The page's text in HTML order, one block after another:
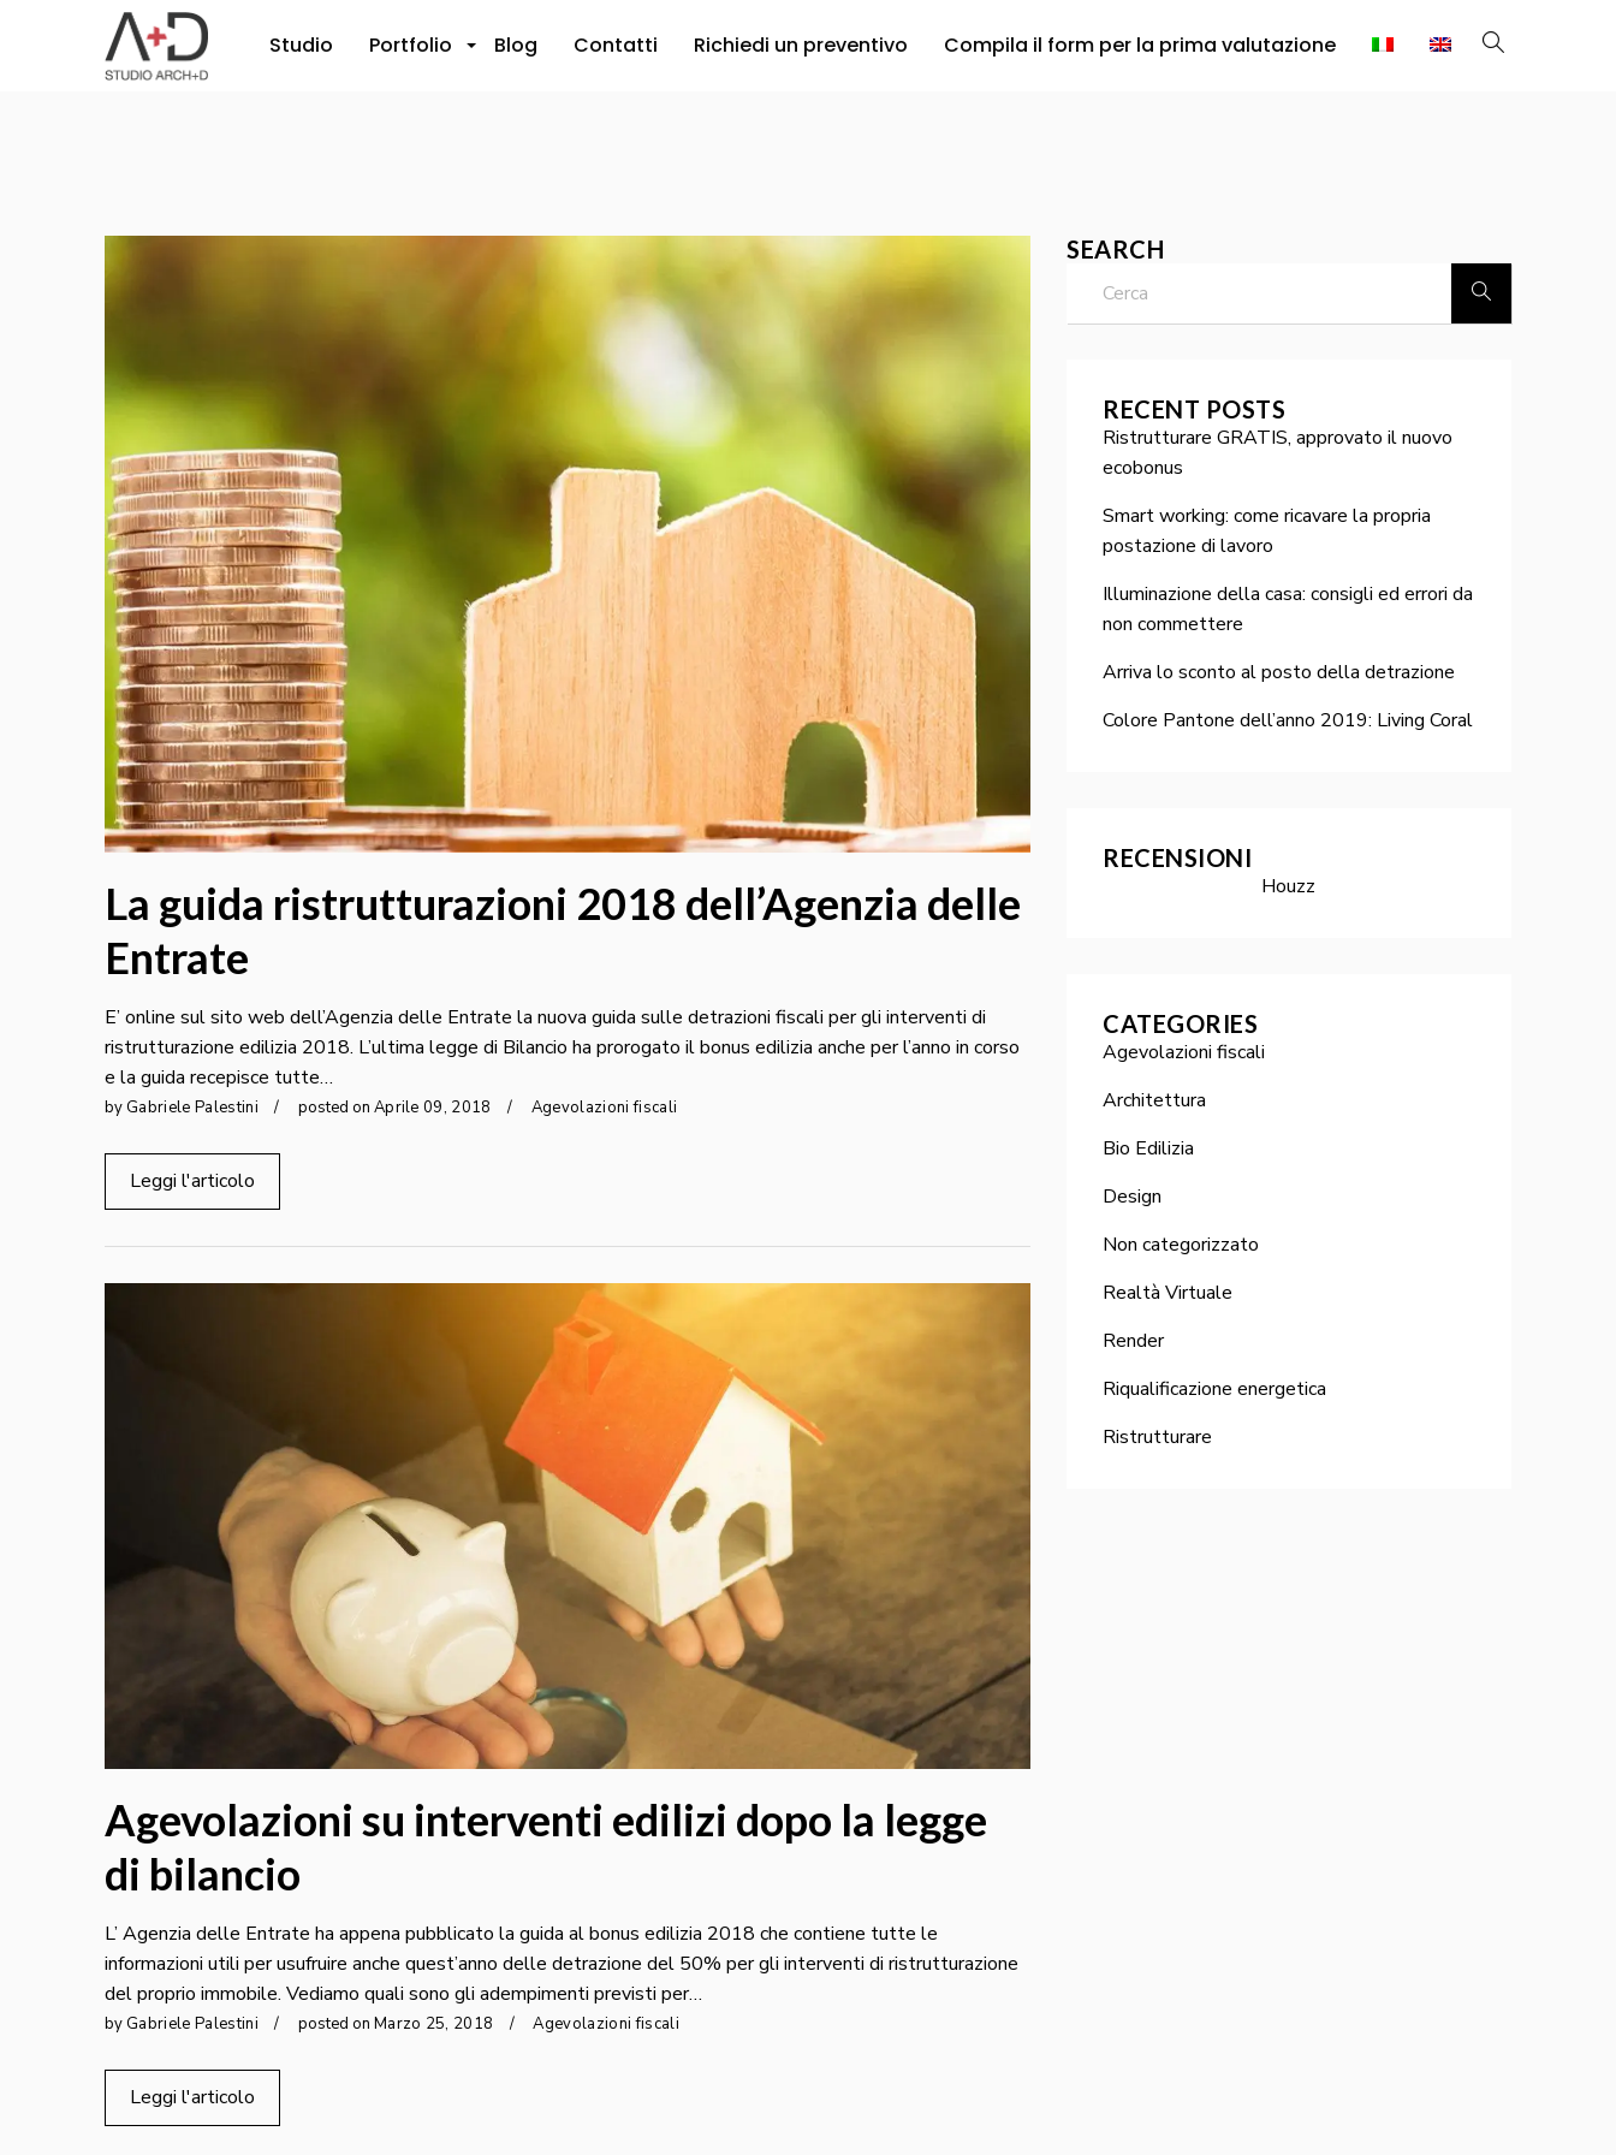
Studio Portfolio Blog Contatti Richiedi un preventivo Compila il form per la prima valutazione
La guida ristrutturazioni 2018 dell’Agenzia delle
Entrate
E’ online sul sito web dell’Agenzia delle Entrate la nuova guida sulle detrazioni fiscali per gli interventi di
ristrutturazione edilizia 2018. L’ultima legge di Bilancio ha prorogato il bonus edilizia anche per l’anno in corso
e la guida recepisce tutte…
by Gabriele Palestini posted on Aprile 09, 2018 Agevolazioni fiscali
Leggi l'articolo
Agevolazioni su interventi edilizi dopo la legge
di bilancio
L’ Agenzia delle Entrate ha appena pubblicato la guida al bonus edilizia 2018 che contiene tutte le
informazioni utili per usufruire anche quest’anno delle detrazione del 50% per gli interventi di ristrutturazione
del proprio immobile. Vediamo quali sono gli adempimenti previsti per…
by Gabriele Palestini posted on Marzo 25, 2018 Agevolazioni fiscali
Leggi l'articolo
SEARCH
RECENT POSTS
Ristrutturare GRATIS, approvato il nuovo
ecobonus
Smart working: come ricavare la propria
postazione di lavoro
Illuminazione della casa: consigli ed errori da
non commettere
Arriva lo sconto al posto della detrazione
Colore Pantone dell’anno 2019: Living Coral
RECENSIONI
Houzz
CATEGORIES
Agevolazioni fiscali
Architettura
Bio Edilizia
Design
Non categorizzato
Realtà Virtuale
Render
Riqualificazione energetica
Ristrutturare